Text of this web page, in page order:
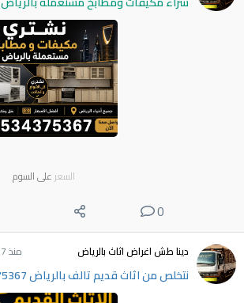
السعر على السوم
0
دينا طش اغراض اثاث بالرياض منذ 7 ساعات
نتخلص من اثاث قديم تالف بالرياض 0534375367